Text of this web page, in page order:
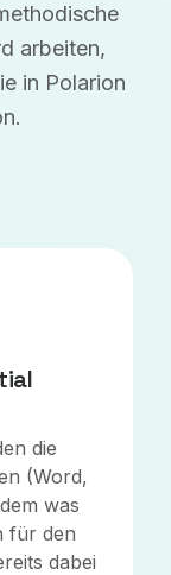
arbeiten,
in Polarion
die
(Word,
was
für den
dabei